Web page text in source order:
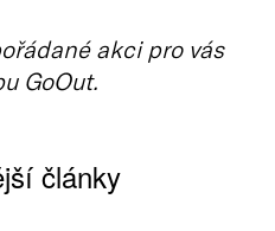
akci pro vás
GoOut.
články